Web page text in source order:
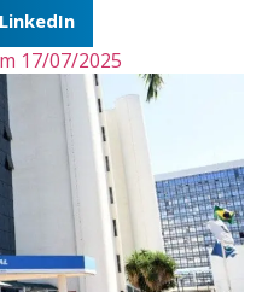
LinkedIn
17/07/2025